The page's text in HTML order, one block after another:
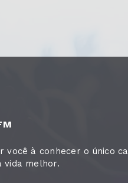
você à conhecer o único
vida melhor.